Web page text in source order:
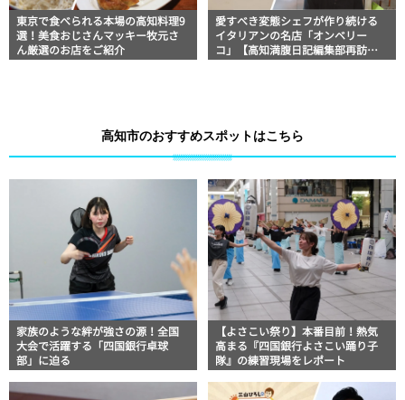
東京で食べられる本場の高知料理9
選！美食おじさんマッキー牧元さ
ん厳選のお店をご紹介
愛すべき変態シェフが作り続ける
イタリアンの名店「オンベリー
コ」【高知満腹日記編集部再訪
高知市のおすすめスポットはこちら
家族のような絆が強さの源！全国
大会で活躍する「四国銀行卓球
部」に迫る
【よさこい祭り】本番目前！熱気
高まる『四国銀行よさこい踊り子
隊』の練習現場をレポート